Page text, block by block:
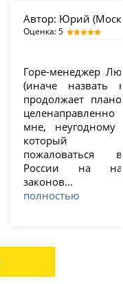
Автор: Юрий
Оценка: 5
Горе-менеджер
(иначе назвать
продолжает
мне, неугодному
который
России на
полностью